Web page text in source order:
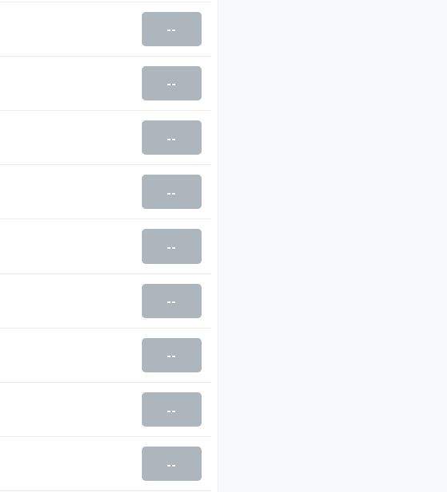
--
--
--
--
--
--
--
--
--